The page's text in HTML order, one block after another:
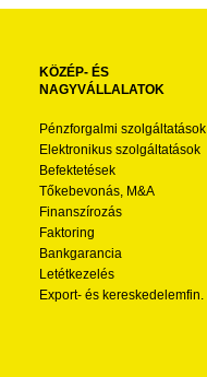
KÖZÉP- ÉS
NAGYVÁLLALATOK
Pénzforgalmi szolgáltatások
Elektronikus szolgáltatások
Befektetések
Tőkebevonás, M&A
Finanszírozás
Faktoring
Bankgarancia
Letétkezelés
Export- és kereskedelemfin.